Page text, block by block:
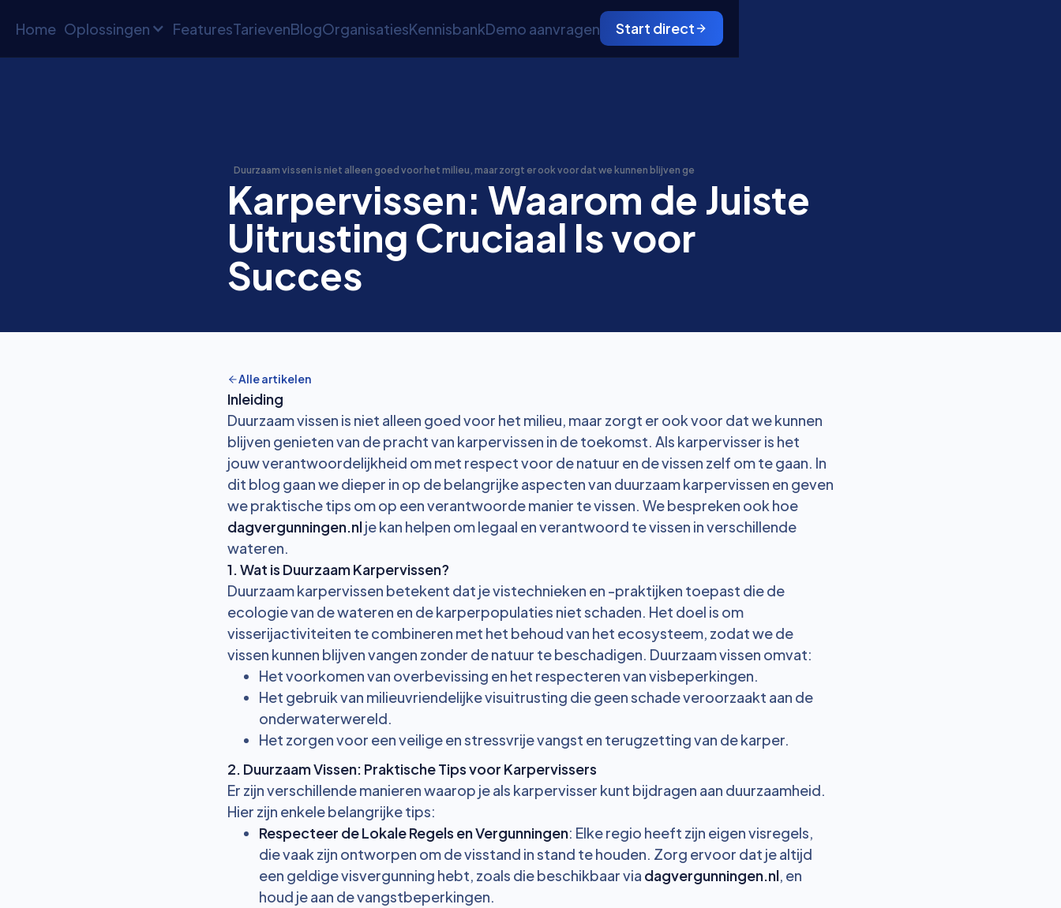
Home Oplossingen FeaturesTarievenBlogOrganisatiesKennisbankDemo aanvragen Start direct
Duurzaam vissen is niet alleen goed voor het milieu, maar zorgt er ook voor dat we kunnen blijven ge
Karpervissen: Waarom de Juiste
Uitrusting Cruciaal Is voor
Succes
Alle artikelen
Inleiding
Duurzaam vissen is niet alleen goed voor het milieu, maar zorgt er ook voor dat we kunnen
blijven genieten van de pracht van karpervissen in de toekomst. Als karpervisser is het
jouw verantwoordelijkheid om met respect voor de natuur en de vissen zelf om te gaan. In
dit blog gaan we dieper in op de belangrijke aspecten van duurzaam karpervissen en geven
we praktische tips om op een verantwoorde manier te vissen. We bespreken ook hoe
dagvergunningen.nlje kan helpen om legaal en verantwoord te vissen in verschillende
wateren.
1. Wat is Duurzaam Karpervissen?
Duurzaam karpervissen betekent dat je vistechnieken en -praktijken toepast die de
ecologie van de wateren en de karperpopulaties niet schaden. Het doel is om
visserijactiviteiten te combineren met het behoud van het ecosysteem, zodat we de
vissen kunnen blijven vangen zonder de natuur te beschadigen. Duurzaam vissen omvat:
Het voorkomen van overbevissing en het respecteren van visbeperkingen.
Het gebruik van milieuvriendelijke visuitrusting die geen schade veroorzaakt aan de
onderwaterwereld.
Het zorgen voor een veilige en stressvrije vangst en terugzetting van de karper.
2. Duurzaam Vissen: Praktische Tips voor Karpervissers
Er zijn verschillende manieren waarop je als karpervisser kunt bijdragen aan duurzaamheid.
Hier zijn enkele belangrijke tips:
Respecteer de Lokale Regels en Vergunningen: Elke regio heeft zijn eigen visregels,
die vaak zijn ontworpen om de visstand in stand te houden. Zorg ervoor dat je altijd
een geldige visvergunning hebt, zoals die beschikbaar via dagvergunningen.nl, en
houd je aan de vangstbeperkingen.